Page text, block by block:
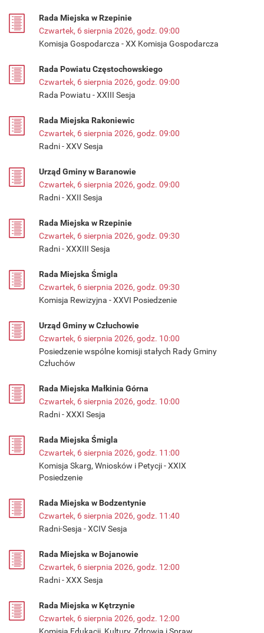
Rada Miejska w Rzepinie
Czwartek, 6 sierpnia 2026, godz. 09:00
Komisja Gospodarcza - XX Komisja Gospodarcza
Rada Powiatu Częstochowskiego
Czwartek, 6 sierpnia 2026, godz. 09:00
Rada Powiatu - XXIII Sesja
Rada Miejska Rakoniewic
Czwartek, 6 sierpnia 2026, godz. 09:00
Radni - XXV Sesja
Urząd Gminy w Baranowie
Czwartek, 6 sierpnia 2026, godz. 09:00
Radni - XXII Sesja
Rada Miejska w Rzepinie
Czwartek, 6 sierpnia 2026, godz. 09:30
Radni - XXXIII Sesja
Rada Miejska Śmigla
Czwartek, 6 sierpnia 2026, godz. 09:30
Komisja Rewizyjna - XXVI Posiedzenie
Urząd Gminy w Człuchowie
Czwartek, 6 sierpnia 2026, godz. 10:00
Posiedzenie wspólne komisji stałych Rady Gminy
Człuchów
Rada Miejska Małkinia Górna
Czwartek, 6 sierpnia 2026, godz. 10:00
Radni - XXXI Sesja
Rada Miejska Śmigla
Czwartek, 6 sierpnia 2026, godz. 11:00
Komisja Skarg, Wniosków i Petycji - XXIX
Posiedzenie
Rada Miejska w Bodzentynie
Czwartek, 6 sierpnia 2026, godz. 11:40
Radni-Sesja - XCIV Sesja
Rada Miejska w Bojanowie
Czwartek, 6 sierpnia 2026, godz. 12:00
Radni - XXX Sesja
Rada Miejska w Kętrzynie
Czwartek, 6 sierpnia 2026, godz. 12:00